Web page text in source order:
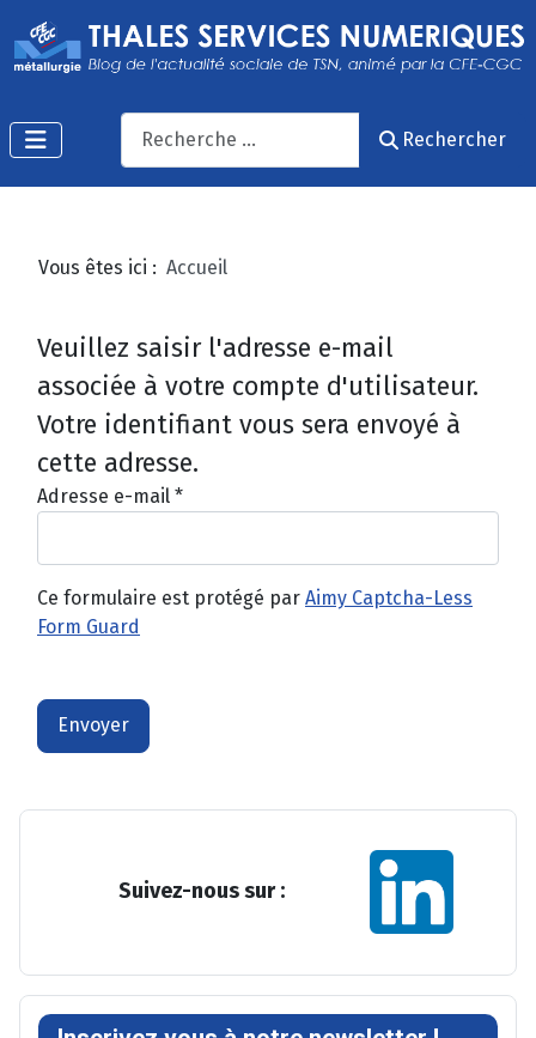
Recherche
Rechercher
Vous êtes ici : Accueil
Veuillez saisir l'adresse e-mail
associée à votre compte d'utilisateur.
Votre identifiant vous sera envoyé à
cette adresse.
Adresse e-mail *
Ce formulaire est protégé par Aimy Captcha-Less
Form Guard
Envoyer
Suivez-nous sur :